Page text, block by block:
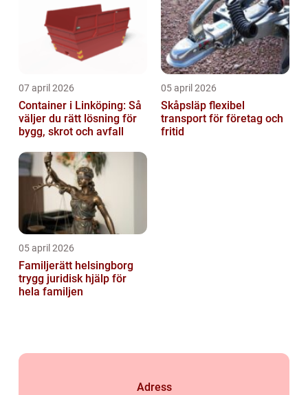
07 april 2026
Container i Linköping: Så
väljer du rätt lösning för
bygg, skrot och avfall
05 april 2026
Skåpsläp flexibel
transport för företag och
fritid
05 april 2026
Familjerätt helsingborg
trygg juridisk hjälp för
hela familjen
Adress